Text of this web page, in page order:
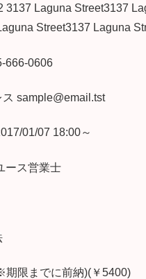
3137 Laguna Street3137
Street3137 Laguna
666-0606
ス sample@email.tst
01/07 18:00～
ース営業士
限までに前納)(￥5400)